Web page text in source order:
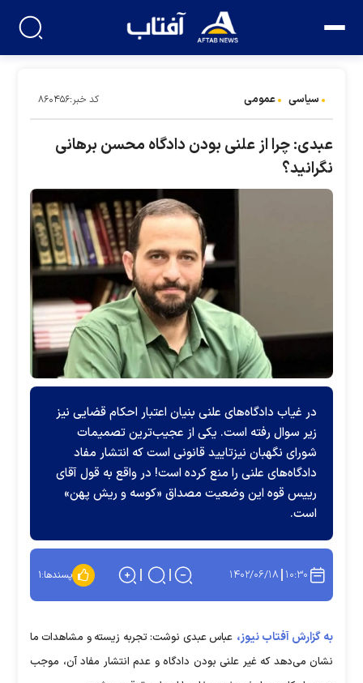
سیاسی عمومی کد خبر:۸۶۰۴۵۶
عبدی: چرا از علنی بودن دادگاه محسن برهانی
نگرانید؟
در غیاب دادگاه‌های علنی بنیان اعتبار احکام قضایی نیز
زیر سوال رفته است. یکی از عجیب‌ترین تصمیمات
شورای نگهبان نیزتایید قانونی است که انتشار مفاد
دادگاه‌های علنی را منع کرده است! در واقع به قول آقای
رییس قوه این وضعیت مصداق «کوسه و ریش پهن»
است.
۱۰:۳۰ ۱۴۰۲/۰۶/۱۸ پسندها:۱
به گزارش آفتاب نیوز، عباس عبدی نوشت: تجربه زیسته و مشاهدات ما
نشان می‌دهد که غیر علنی بودن دادگاه و عدم انتشار مفاد آن، موجب